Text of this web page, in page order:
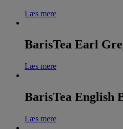
Læs mere
BarisTea Earl
Læs mere
BarisTea English
Læs mere